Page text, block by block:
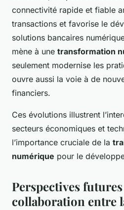
connectivité rapide et fiable
transactions et favorise le
solutions bancaires
mène à une transformation
seulement modernise les
ouvre aussi la voie à de
financiers.
Ces évolutions illustrent
secteurs économiques et
l’importance cruciale de la
numérique pour le
Perspectives
collaboration entre